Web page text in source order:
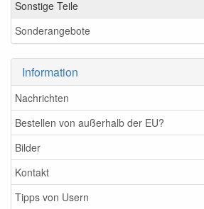
Sonstige Teile
Sonderangebote
Information
Nachrichten
Bestellen von außerhalb der EU?
Bilder
Kontakt
Tipps von Usern